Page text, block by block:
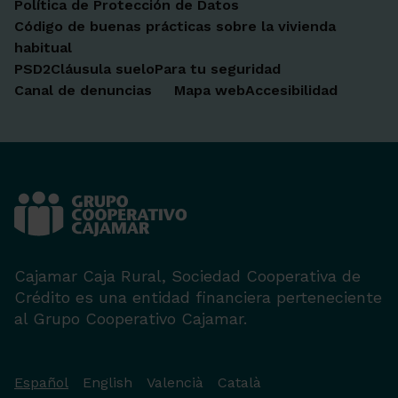
Política de Protección de Datos
Código de buenas prácticas sobre la vivienda
habitual
PSD2Cláusula sueloPara tu seguridad
Canal de denuncias
Mapa webAccesibilidad
Cajamar Caja Rural, Sociedad Cooperativa de
Crédito es una entidad financiera perteneciente
al Grupo Cooperativo Cajamar.
Español English Valencià Català